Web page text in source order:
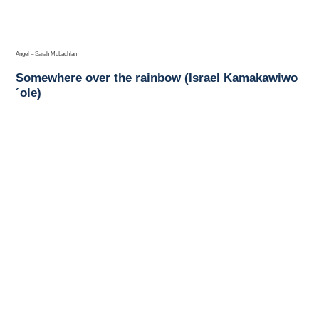
Angel – Sarah McLachlan
Somewhere over the rainbow (Israel Kamakawiwo
´ole)